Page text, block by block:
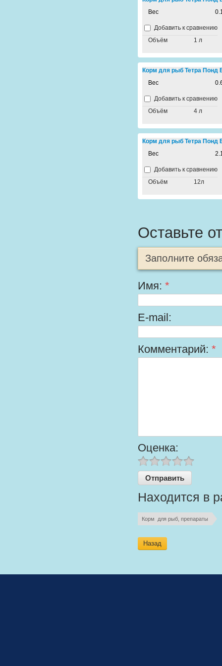
Вес
Добавить к сравнению
Объём
1 л
Корм для рыб Тетра Понд
Вес
Добавить к сравнению
Объём
4 л
Корм для рыб Тетра Понд
Вес
Добавить к сравнению
Объём
12л
Оставьте
Заполните
Имя: *
E-mail:
Комментарий: *
Оценка:
Находится в
Корм  для рыб, препараты
Назад